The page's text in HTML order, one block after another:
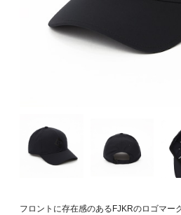
フロントに存在感のあるFJKRのロゴマー